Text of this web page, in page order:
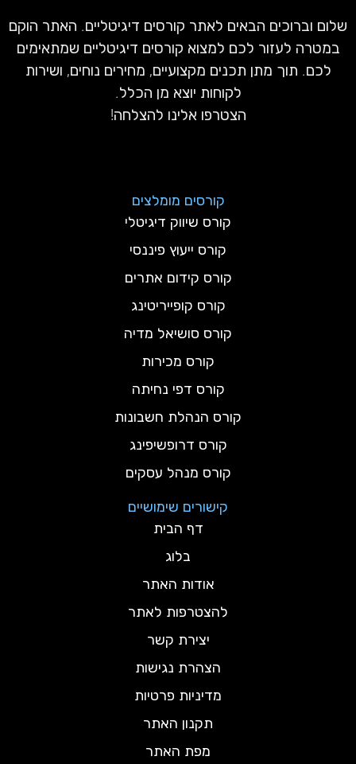
שלום וברוכים הבאים לאתר קורסים דיגיטליים. האתר הוקם
במטרה לעזור לכם למצוא קורסים דיגיטליים שמתאימים
לכם. תוך מתן תכנים מקצועיים, מחירים נוחים, ושירות
לקוחות יוצא מן הכלל.
הצטרפו אלינו להצלחה!
קורסים מומלצים
קורס שיווק דיגיטלי
קורס ייעוץ פיננסי
קורס קידום אתרים
קורס קופייריטינג
קורס סושיאל מדיה
קורס מכירות
קורס דפי נחיתה
קורס הנהלת חשבונות
קורס דרופשיפינג
קורס מנהל עסקים
קישורים שימושיים
דף הבית
בלוג
אודות האתר
להצטרפות לאתר
יצירת קשר
הצהרת נגישות
מדיניות פרטיות
תקנון האתר
מפת האתר